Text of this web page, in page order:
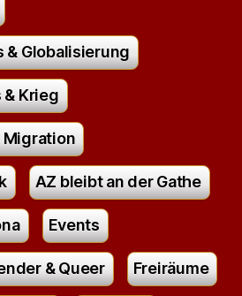
Globalisierung
Krieg
Migration
AZ bleibt an der Gathe
Events
& Queer Freiräume